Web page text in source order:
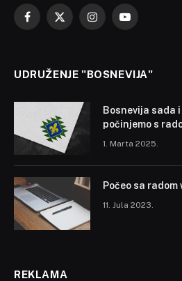
Facebook
X
InstagramYouTube
UDRUŽENJE "BOSNEVIJA"
Bosnevija sada
počinjemo s
1. Marta 2025.
Počeo sa
11. Jula 2023.
REKLAMA